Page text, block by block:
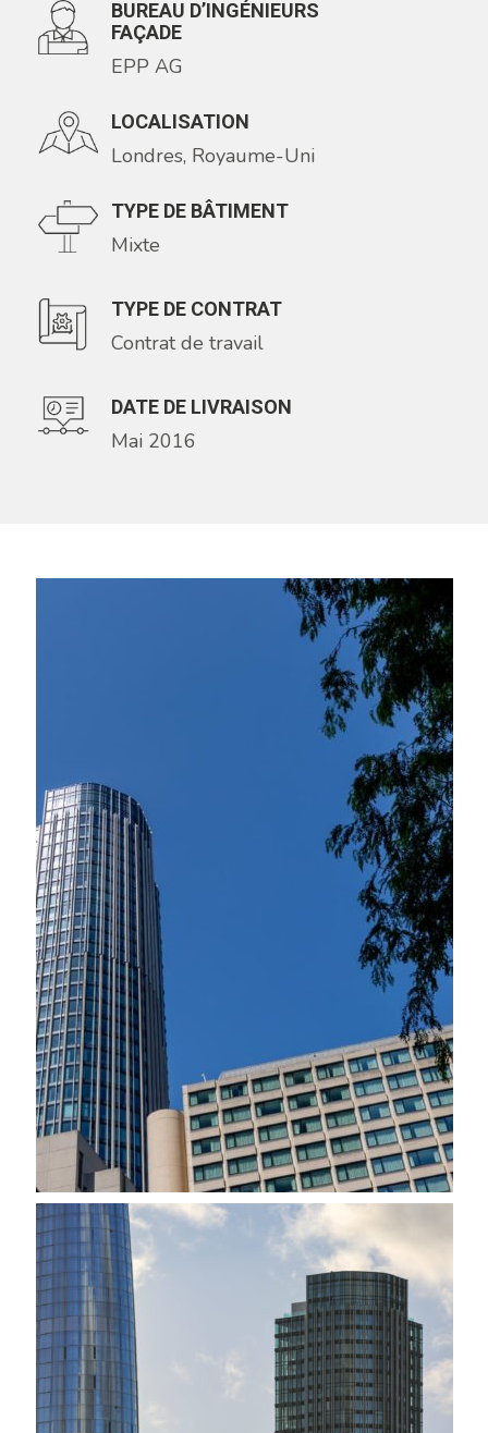
BUREAU D’INGÉNIEURS
FAÇADE
EPP AG
LOCALISATION
Londres, Royaume-Uni
TYPE DE BÂTIMENT
Mixte
TYPE DE CONTRAT
Contrat de travail
DATE DE LIVRAISON
Mai 2016